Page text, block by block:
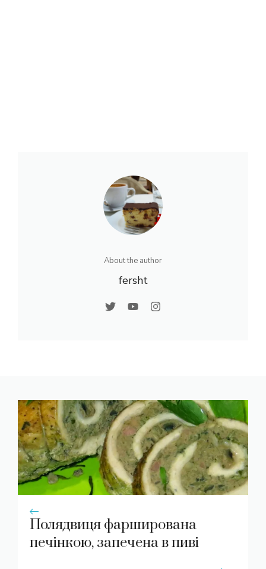
About the author
fersht
Полядвиця фарширована
печінкою, запечена в пиві